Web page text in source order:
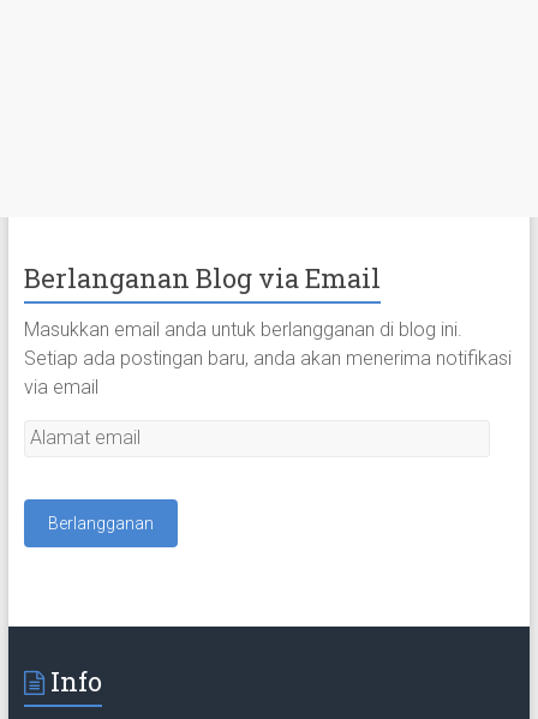
Berlanganan Blog via Email
Masukkan email anda untuk berlangganan di blog ini.
Setiap ada postingan baru, anda akan menerima notifikasi
via email
A
a
i
Info